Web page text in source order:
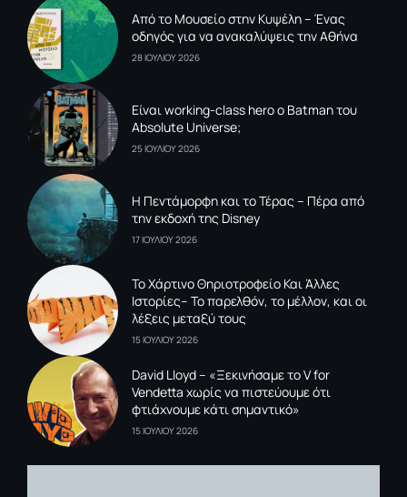
Από το Μουσείο στην Κυψέλη – Ένας
οδηγός για να ανακαλύψεις την Αθήνα
28 ΙΟΥΛΙΟΥ 2026
Είναι working-class hero ο Batman του
Absolute Universe;
25 ΙΟΥΛΙΟΥ 2026
Η Πεντάμορφη και το Τέρας – Πέρα από
την εκδοχή της Disney
17 ΙΟΥΛΙΟΥ 2026
To Xάρτινο Θηριοτροφείο Και Άλλες
Ιστορίες– Το παρελθόν, το μέλλον, και οι
λέξεις μεταξύ τους
15 ΙΟΥΛΙΟΥ 2026
David Lloyd – «Ξεκινήσαμε το V for
Vendetta χωρίς να πιστεύουμε ότι
φτιάχνουμε κάτι σημαντικό»
15 ΙΟΥΛΙΟΥ 2026